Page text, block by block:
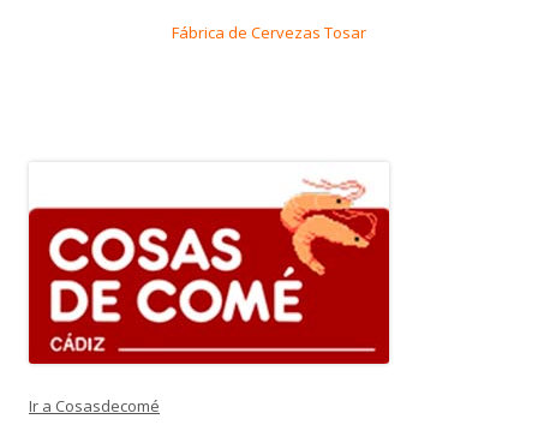
Fábrica de Cervezas Tosar
Ir a Cosasdecomé